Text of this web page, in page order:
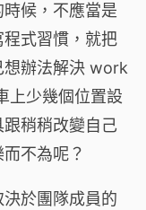
候，不應當是
式習慣，就把
想辦法解決 work
上少幾個位置設
稍稍改變自己
不為呢？
於團隊成員的